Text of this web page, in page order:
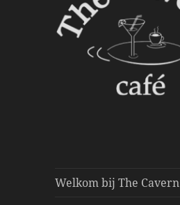
Welkom bij The Cavern